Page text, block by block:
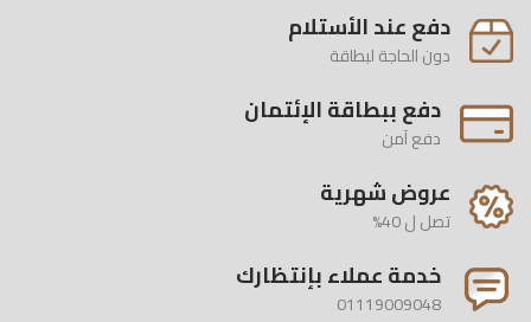
دفع عند الأستلام
دون الحاجة لبطاقة
دفع ببطاقة الإئتمان
دفع آمن
عروض شهرية
تصل ل 40%
خدمة عملاء بإنتظارك
01119009048